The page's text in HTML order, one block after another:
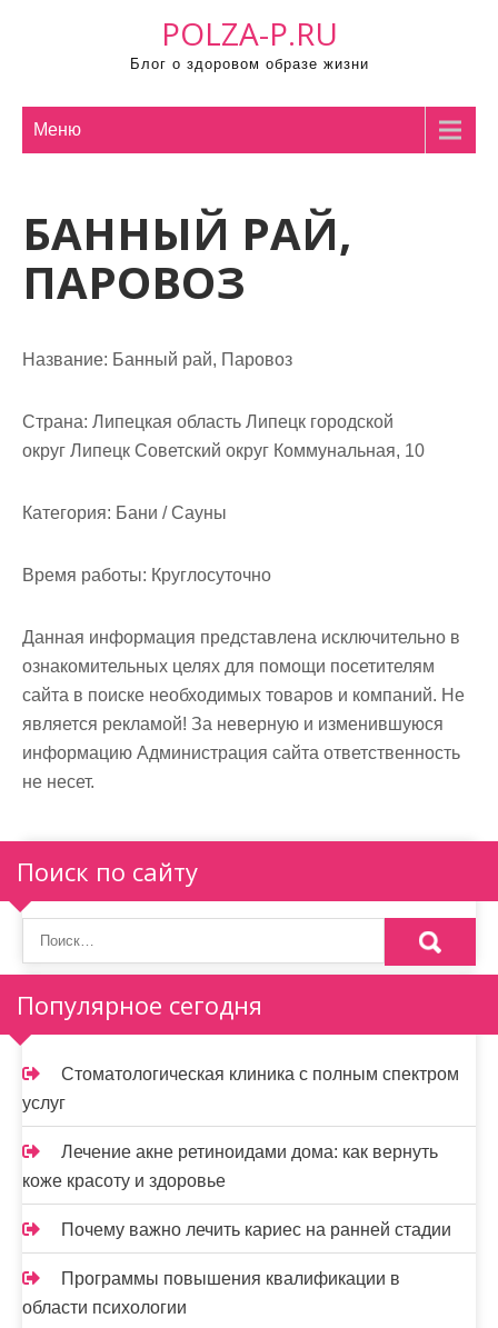
POLZA-P.RU
Блог о здоровом образе жизни
Меню
БАННЫЙ РАЙ,
ПАРОВОЗ
Название: Банный рай, Паровоз
Страна: Липецкая область Липецк городской
округ Липецк Советский округ Коммунальная, 10
Категория: Бани / Сауны
Время работы: Круглосуточно
Данная информация представлена исключительно в
ознакомительных целях для помощи посетителям
сайта в поиске необходимых товаров и компаний. Не
является рекламой! За неверную и изменившуюся
информацию Администрация сайта ответственность
не несет.
Поиск по сайту
Популярное сегодня
Стоматологическая клиника с полным спектром
услуг
Лечение акне ретиноидами дома: как вернуть
коже красоту и здоровье
Почему важно лечить кариес на ранней стадии
Программы повышения квалификации в
области психологии